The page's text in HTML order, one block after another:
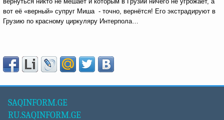
вот её «верный» супруг Миша - точно, вернётся! Его экстрадируют в
Грузию по красному циркуляру Интерпола…
SAQINFORM.GE
RU.SAQINFORM.GE